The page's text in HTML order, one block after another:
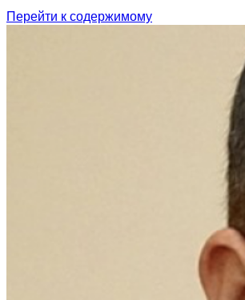
Перейти к содержимому